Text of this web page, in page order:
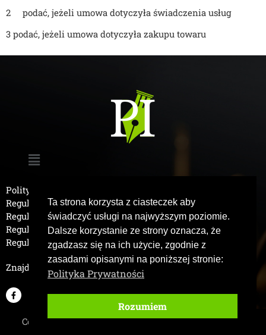
2
podać, jeżeli umowa dotyczyła świadczenia usług
3 podać, jeżeli umowa dotyczyła zakupu towaru
Polityka Prywatności
Regulamin Sklepu
Regulamin Sklepu (poprzedni)
Regulamin Newslettera
Regulamin Opinii
Znajdziesz mnie również tutaj:
Copyright © 2026 Prawnik Izabela | Wszystkie prawa
Ta strona korzysta z ciasteczek aby
świadczyć usługi na najwyższym poziomie.
Dalsze korzystanie ze strony oznacza, że
zgadzasz się na ich użycie, zgodnie z
zasadami opisanymi na poniższej stronie:
Polityka Prywatności
Rozumiem